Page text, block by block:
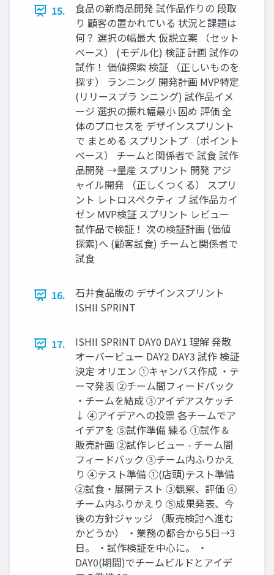
15.
⾷品の新商品開発 試作品作りの 段取
り 顧客の置かれている 状況と課題は
何？ 選択の幅最⼤ 仮説⽴案 （セット
ベース） (モデル化) 検証 計画 試作の
試作！ 価値探索 検証 （正しいものを
探す） ランニング 開発計画 MVP特定
(リリースプラ ンニング) 試作品イメ
ージ 選択の振れ幅最⼩ 固め 評価 全
体のプロセスを デザインスプリント
で まとめる スプリントプ （ポイント
ベース） チームと関係者で 試⾷ 試作
品開発 →量産 スプリント 開発 アジ
ャイル開発 （正しくつくる） スプリ
ント レトロスペクティ ブ 試作品カイ
ゼン MVP検証 スプリント レビュー
試作品で検証！ 次の検証計画 (価値
探索)へ (顧客試⾷) チームと関係者で
試⾷
16.
⽯井⾷品版の デザインスプリント
ISHII SPRINT
17.
ISHII SPRINT DAY0 DAY1 理解 発散
オーバービュー DAY2 DAY3 試作 検証
決定 オリエン ①キャンバス作成 ・テ
ーマ発表 ②チーム間フィードバック
・チームを結成 ③アイデアスケッチ
↓ ④アイデアへの投票 各チームでア
イデアを ⑤試作準備 練る ①試作 &
販売計画 ②試作レビュー - チーム間
フィードバック ③チーム内ふりかえ
り ④テスト準備 ①(店頭)テスト準備
②試⾷・展開テスト ③観察、評価 ④
チーム内ふりかえり ⑤成果発表、今
後の⽅針ジャッジ （販売検討へ進む
かどうか） ・業務の都合から5⽇→3
⽇。 ・試作検証を中⼼に。 ・
DAY0(期間)でチームビルドとアイデ